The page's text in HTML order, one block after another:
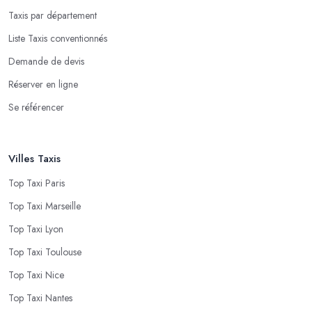
Taxis par département
Liste Taxis conventionnés
Demande de devis
Réserver en ligne
Se référencer
Villes Taxis
Top Taxi Paris
Top Taxi Marseille
Top Taxi Lyon
Top Taxi Toulouse
Top Taxi Nice
Top Taxi Nantes